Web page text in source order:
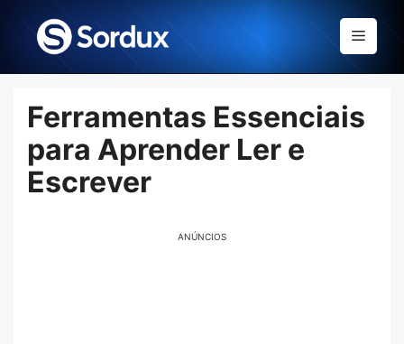
content
Menu
Ferramentas Essenciais
para Aprender Ler e
Escrever
ANÚNCIOS